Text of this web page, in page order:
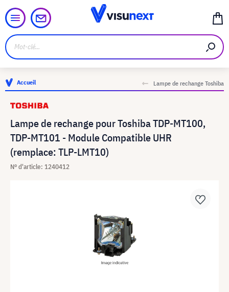
Accueil Lampe de rechange Toshiba
Lampe de rechange pour Toshiba TDP-MT100,
TDP-MT101 - Module Compatible UHR
(remplace: TLP-LMT10)
N° d'article: 1240412